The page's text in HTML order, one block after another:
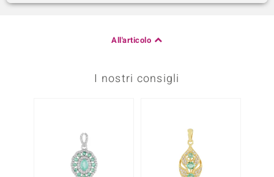
All'articolo
I nostri consigli